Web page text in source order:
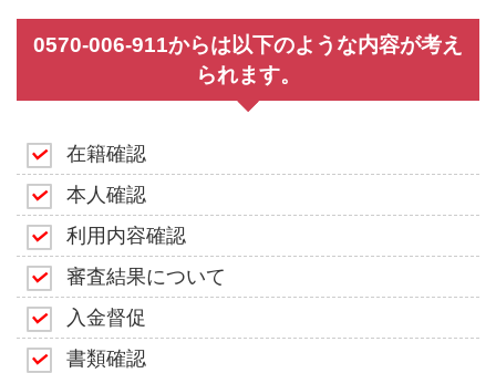
0570-006-911からは以下のような内容が考え
られます。
在籍確認
本人確認
利用内容確認
審査結果について
入金督促
書類確認